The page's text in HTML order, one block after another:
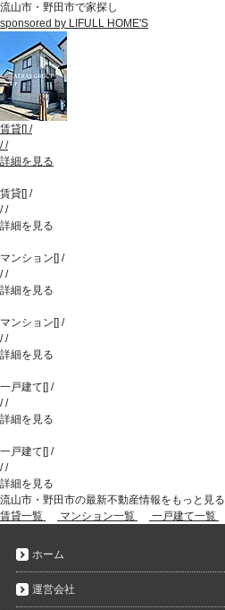
流山市・野田市で家探し
sponsored by LIFULL HOME'S
賃貸[] /
//
詳細を見る
賃貸[] /
//
詳細を見る
マンション [] /
//
詳細を見る
マンション [] /
//
詳細を見る
一戸建て [] /
//
詳細を見る
一戸建て [] /
//
詳細を見る
流山市・野田市の最新不動産情報をもっと見る
賃貸一覧
マンション一覧 一戸建て一覧
ホーム
運営会社